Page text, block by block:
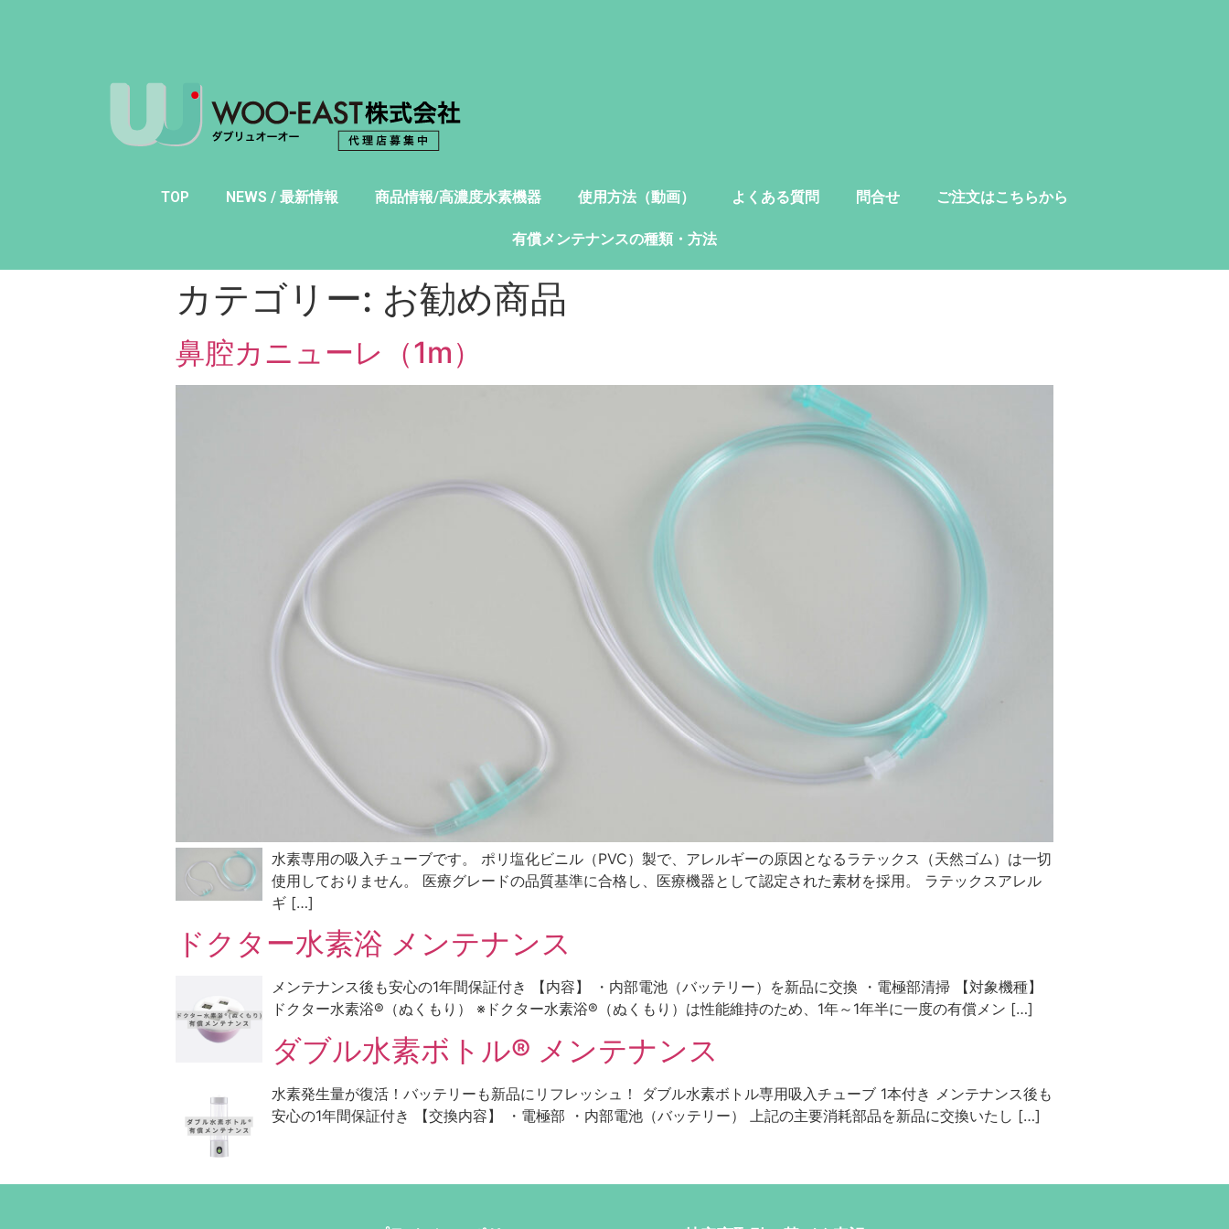
TOP NEWS / 最新情報 商品情報/高濃度水素機器 使用方法（動画） よくある質問 問合せ ご注文はこちらから
有償メンテナンスの種類・方法
カテゴリー: お勧め商品
鼻腔カニューレ（1m）
水素専用の吸入チューブです。 ポリ塩化ビニル（PVC）製で、アレルギーの原因となるラテックス（天然ゴム）は一切
使用しておりません。 医療グレードの品質基準に合格し、医療機器として認定された素材を採用。 ラテックスアレル
ギ […]
ドクター水素浴 メンテナンス
メンテナンス後も安心の1年間保証付き 【内容】 ・内部電池（バッテリー）を新品に交換 ・電極部清掃 【対象機種】
ドクター水素浴®（ぬくもり） ※ドクター水素浴®（ぬくもり）は性能維持のため、1年～1年半に一度の有償メン […]
ダブル水素ボトル® メンテナンス
水素発生量が復活！バッテリーも新品にリフレッシュ！ ダブル水素ボトル専用吸入チューブ 1本付き メンテナンス後も
安心の1年間保証付き 【交換内容】 ・電極部 ・内部電池（バッテリー） 上記の主要消耗部品を新品に交換いたし […]